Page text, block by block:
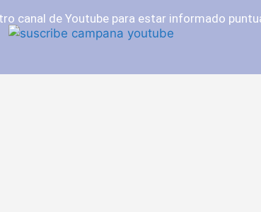
canal de Youtube para estar informado